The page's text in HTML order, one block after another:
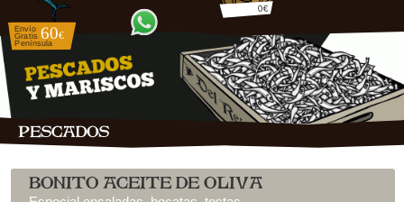
0€
PESCADOS
BONITO ACEITE DE OLIVA